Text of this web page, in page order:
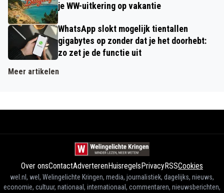
je WW-uitkering op vakantie
WhatsApp slokt mogelijk tientallen
gigabytes op zonder dat je het doorhebt:
zo zet je de functie uit
Meer artikelen
Over onsContactAdverterenHuisregels PrivacyRSSCookies
wel.nl, wel, Welingelichte Kringen, media, journalistiek, dagelijks, nieuws,
economie, cultuur, nationaal, internationaal, commentaren, nieuwsberichten,